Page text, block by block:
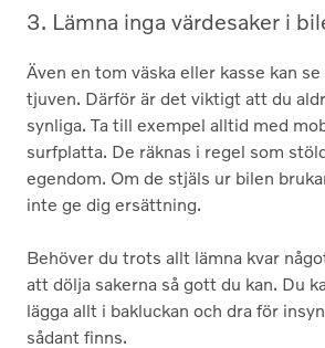
3. Lämna inga värde­saker i
Även en tom väska eller kasse kan
tjuven. Därför är det viktigt att du
synliga. Ta till exempel alltid med
surfplatta. De räknas i regel som
egendom. Om de stjäls ur bilen
inte ge dig ersättning.
Behöver du trots allt lämna kvar
att dölja sakerna så gott du kan. Du
lägga allt i bakluckan och dra för
sådant finns.